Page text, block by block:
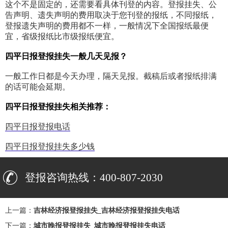
这个不是固定的，还需要看具体刊登的内容。登报挂失、公
告声明、遗失声明的费用取决于您刊登的报纸，不同报纸，
登报遗失声明的费用都不一样，一般情况下全国报纸最便
宜，省级报纸比市级报纸便宜。
四平日报登报挂失一般几天见报？
一般工作日都是今天办理，隔天见报。截稿后或者报纸排满
的话可能会延期。
四平日报登报挂失相关推荐：
四平日报登报电话
四平日报登报挂失多少钱
登报咨询热线：400-807-2030
上一篇： 吉林经济报登报挂失_吉林经济报登报挂失电话
下一篇： 城市晚报登报挂失_城市晚报登报挂失电话